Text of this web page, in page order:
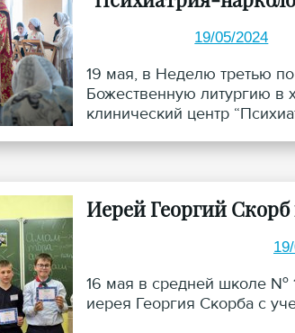
19/05/2024
19 мая, в Неделю третью
Божественную литургию в
клинический центр
Иерей Георгий
16 мая в средней школе №
иерея Георгия Скорба с